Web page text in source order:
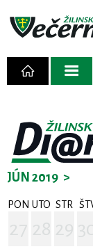
JÚN 2019 >
PON UTO STR